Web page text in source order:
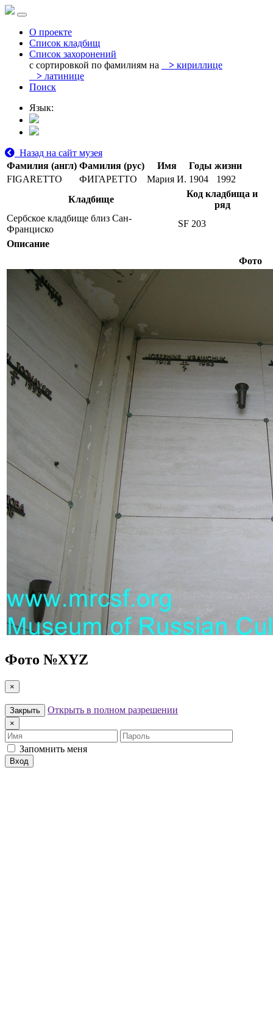
О проекте
Список кладбищ
Список захоронений
с сортировкой по фамилиям на
> кириллице
> латинице
Поиск
Язык:
Назад на сайт музея
Фамилия (англ) Фамилия (рус) Имя
Годы жизни
FIGARETTO
ФИГАРЕТТО Мария И. 1904
1992
Кладбище
Код кладбища и
ряд
Сербское кладбище близ Сан-
Франциско
SF 203
Описание
Фото
Фото №XYZ
×
Закрыть Открыть в полном разрешении
×
Имя
Пароль
Запомнить меня
Вход